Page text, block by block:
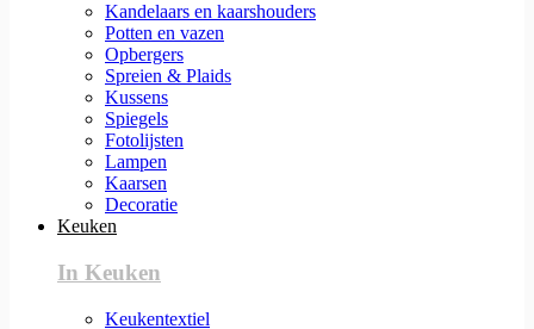
Kandelaars en kaarshouders
Potten en vazen
Opbergers
Spreien & Plaids
Kussens
Spiegels
Fotolijsten
Lampen
Kaarsen
Decoratie
Keuken
In Keuken
Keukentextiel